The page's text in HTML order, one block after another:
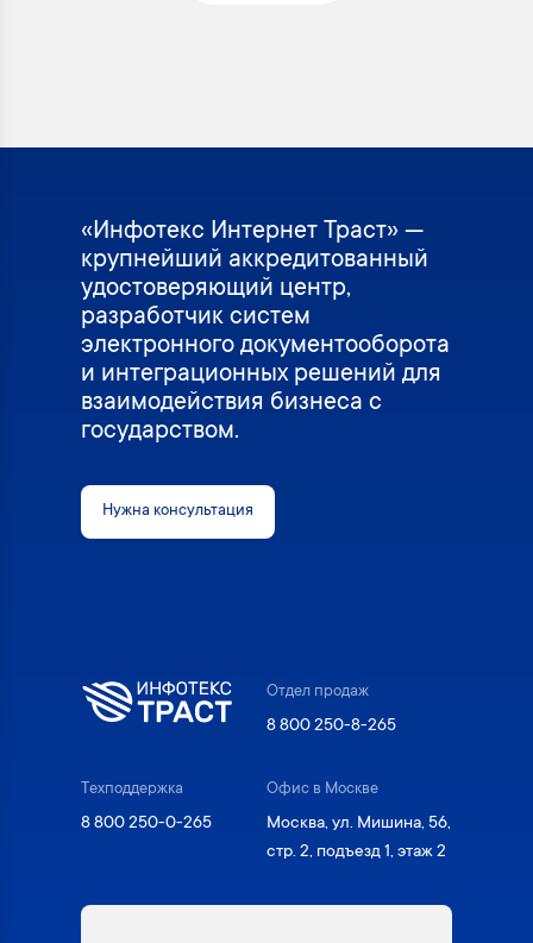
«Инфотекс Интернет Траст» —
крупнейший аккредитованный
удостоверяющий центр,
разработчик систем
электронного документооборота
и интеграционных решений для
взаимодействия бизнеса с
государством.
Нужна консультация
Отдел продаж
8 800 250-8-265
Техподдержка
8 800 250-0-265
Офис в Москве
Москва, ул. Мишина, 56,
стр. 2, подъезд 1, этаж 2